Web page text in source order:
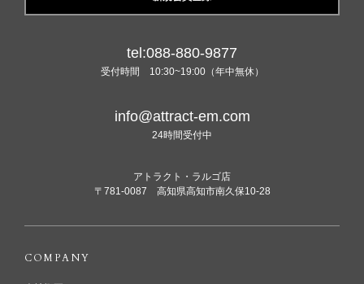
tel:088-880-9877
受付時間 10:30~19:00（年中無休）
info@attract-em.com
24時間受付中
アトラクト・ラルゴ店
〒781-0087 高知県高知市南久保10-28
COMPANY